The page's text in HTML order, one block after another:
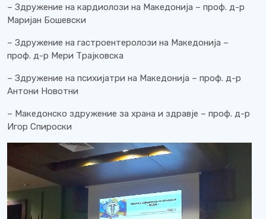
– Здружение на кардиолози на Македонија – проф. д-р
Маријан Бошевски
– Здружение на гастроентеролози на Македонија –
проф. д-р Мери Трајковска
– Здружение на психијатри на Македонија – проф. д-р
Антони Новотни
– Македонско здружение за храна и здравје – проф. д-р
Игор Спироски